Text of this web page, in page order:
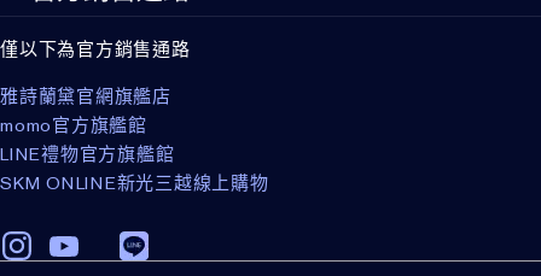
僅以下為官方銷售通路
雅詩蘭黛官網旗艦店
momo官方旗艦館
LINE禮物官方旗艦館
SKM ONLINE新光三越線上購物